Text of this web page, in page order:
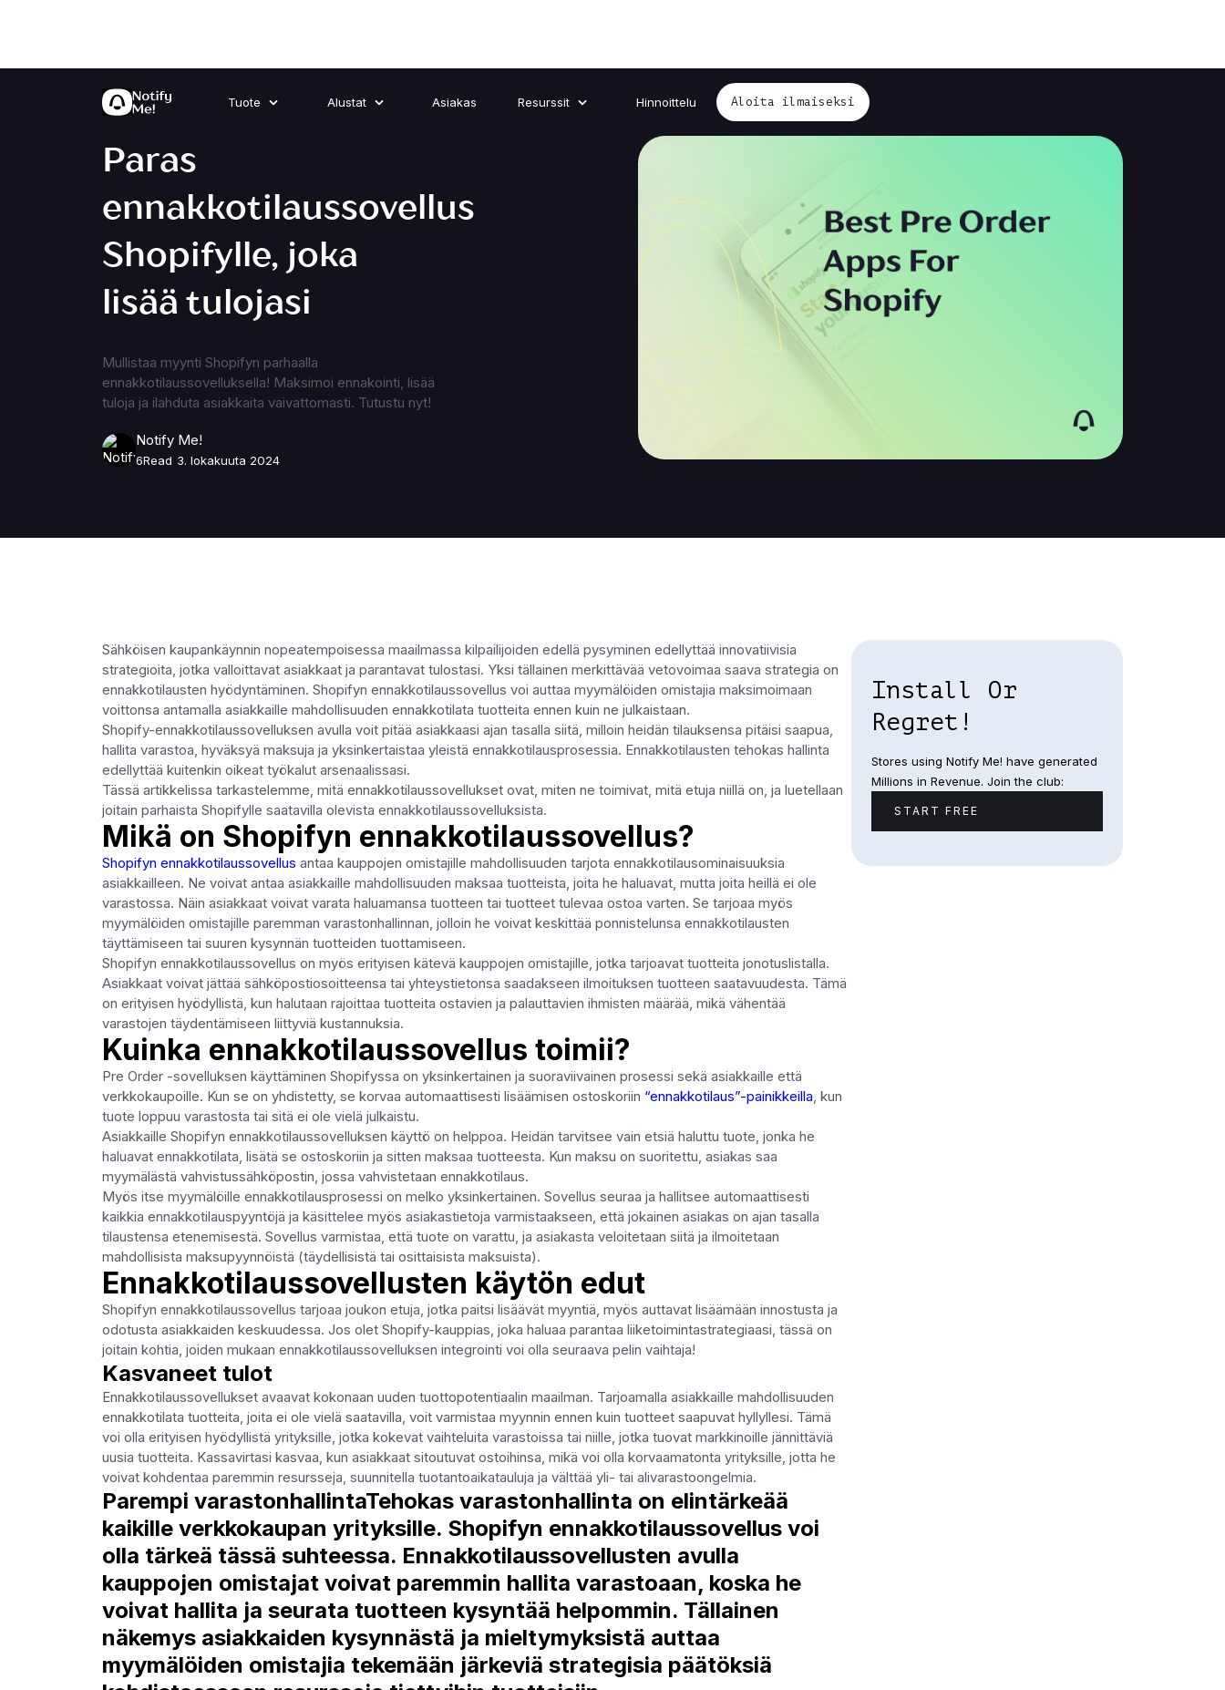
Tuote Alustat Asiakas Resurssit Hinnoittelu Aloita ilmaiseksi
Paras
ennakkotilaussovellus
Shopifylle, joka
lisää tulojasi
Mullistaa myynti Shopifyn parhaalla
ennakkotilaussovelluksella! Maksimoi ennakointi, lisää
tuloja ja ilahduta asiakkaita vaivattomasti. Tutustu nyt!
Notify Me!
6Read 3. lokakuuta 2024
Sähköisen kaupankäynnin nopeatempoisessa maailmassa kilpailijoiden edellä pysyminen edellyttää innovatiivisia
strategioita, jotka valloittavat asiakkaat ja parantavat tulostasi. Yksi tällainen merkittävää vetovoimaa saava strategia on
ennakkotilausten hyödyntäminen. Shopifyn ennakkotilaussovellus voi auttaa myymälöiden omistajia maksimoimaan
voittonsa antamalla asiakkaille mahdollisuuden ennakkotilata tuotteita ennen kuin ne julkaistaan.
Shopify-ennakkotilaussovelluksen avulla voit pitää asiakkaasi ajan tasalla siitä, milloin heidän tilauksensa pitäisi saapua,
hallita varastoa, hyväksyä maksuja ja yksinkertaistaa yleistä ennakkotilausprosessia. Ennakkotilausten tehokas hallinta
edellyttää kuitenkin oikeat työkalut arsenaalissasi.
Tässä artikkelissa tarkastelemme, mitä ennakkotilaussovellukset ovat, miten ne toimivat, mitä etuja niillä on, ja luetellaan
joitain parhaista Shopifylle saatavilla olevista ennakkotilaussovelluksista.
Mikä on Shopifyn ennakkotilaussovellus?
Shopifyn ennakkotilaussovellus antaa kauppojen omistajille mahdollisuuden tarjota ennakkotilausominaisuuksia
asiakkailleen. Ne voivat antaa asiakkaille mahdollisuuden maksaa tuotteista, joita he haluavat, mutta joita heillä ei ole
varastossa. Näin asiakkaat voivat varata haluamansa tuotteen tai tuotteet tulevaa ostoa varten. Se tarjoaa myös
myymälöiden omistajille paremman varastonhallinnan, jolloin he voivat keskittää ponnistelunsa ennakkotilausten
täyttämiseen tai suuren kysynnän tuotteiden tuottamiseen.
Shopifyn ennakkotilaussovellus on myös erityisen kätevä kauppojen omistajille, jotka tarjoavat tuotteita jonotuslistalla.
Asiakkaat voivat jättää sähköpostiosoitteensa tai yhteystietonsa saadakseen ilmoituksen tuotteen saatavuudesta. Tämä
on erityisen hyödyllistä, kun halutaan rajoittaa tuotteita ostavien ja palauttavien ihmisten määrää, mikä vähentää
varastojen täydentämiseen liittyviä kustannuksia.
Kuinka ennakkotilaussovellus toimii?
Pre Order -sovelluksen käyttäminen Shopifyssa on yksinkertainen ja suoraviivainen prosessi sekä asiakkaille että
verkkokaupoille. Kun se on yhdistetty, se korvaa automaattisesti lisäämisen ostoskoriin “ennakkotilaus”-painikkeilla, kun
tuote loppuu varastosta tai sitä ei ole vielä julkaistu.
Asiakkaille Shopifyn ennakkotilaussovelluksen käyttö on helppoa. Heidän tarvitsee vain etsiä haluttu tuote, jonka he
haluavat ennakkotilata, lisätä se ostoskoriin ja sitten maksaa tuotteesta. Kun maksu on suoritettu, asiakas saa
myymälästä vahvistussähköpostin, jossa vahvistetaan ennakkotilaus.
Myös itse myymälöille ennakkotilausprosessi on melko yksinkertainen. Sovellus seuraa ja hallitsee automaattisesti
kaikkia ennakkotilauspyyntöjä ja käsittelee myös asiakastietoja varmistaakseen, että jokainen asiakas on ajan tasalla
tilaustensa etenemisestä. Sovellus varmistaa, että tuote on varattu, ja asiakasta veloitetaan siitä ja ilmoitetaan
mahdollisista maksupyynnöistä (täydellisistä tai osittaisista maksuista).
Ennakkotilaussovellusten käytön edut
Shopifyn ennakkotilaussovellus tarjoaa joukon etuja, jotka paitsi lisäävät myyntiä, myös auttavat lisäämään innostusta ja
odotusta asiakkaiden keskuudessa. Jos olet Shopify-kauppias, joka haluaa parantaa liiketoimintastrategiaasi, tässä on
joitain kohtia, joiden mukaan ennakkotilaussovelluksen integrointi voi olla seuraava pelin vaihtaja!
Kasvaneet tulot
Ennakkotilaussovellukset avaavat kokonaan uuden tuottopotentiaalin maailman. Tarjoamalla asiakkaille mahdollisuuden
ennakkotilata tuotteita, joita ei ole vielä saatavilla, voit varmistaa myynnin ennen kuin tuotteet saapuvat hyllyllesi. Tämä
voi olla erityisen hyödyllistä yrityksille, jotka kokevat vaihteluita varastoissa tai niille, jotka tuovat markkinoille jännittäviä
uusia tuotteita. Kassavirtasi kasvaa, kun asiakkaat sitoutuvat ostoihinsa, mikä voi olla korvaamatonta yrityksille, jotta he
voivat kohdentaa paremmin resursseja, suunnitella tuotantoaikatauluja ja välttää yli- tai alivarastoongelmia.
Parempi varastonhallintaTehokas varastonhallinta on elintärkeää
kaikille verkkokaupan yrityksille. Shopifyn ennakkotilaussovellus voi
olla tärkeä tässä suhteessa. Ennakkotilaussovellusten avulla
kauppojen omistajat voivat paremmin hallita varastoaan, koska he
voivat hallita ja seurata tuotteen kysyntää helpommin. Tällainen
näkemys asiakkaiden kysynnästä ja mieltymyksistä auttaa
myymälöiden omistajia tekemään järkeviä strategisia päätöksiä
Install Or
Regret!
Stores using Notify Me! have generated
Millions in Revenue. Join the club:
START FREE